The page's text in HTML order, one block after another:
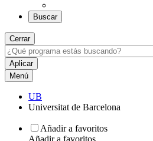
Buscar
Cerrar
Menú
UB
Universitat de Barcelona
Añadir a favoritos
Añadir a favoritos